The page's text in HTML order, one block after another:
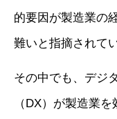
的要因が製造業の
難いと指摘されて
その中でも、デジ
（DX）が製造業